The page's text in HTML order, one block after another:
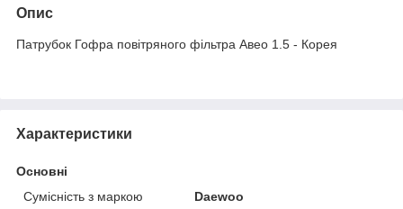
Опис
Патрубок Гофра повітряного фільтра Авео 1.5 - Корея
Характеристики
Основні
Сумісність з маркою
Daewoo